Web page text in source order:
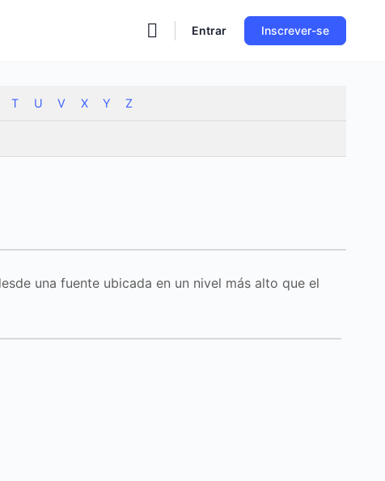
Entrar Inscrever-se
T U V X Y Z
una fuente ubicada en un nivel más alto que el